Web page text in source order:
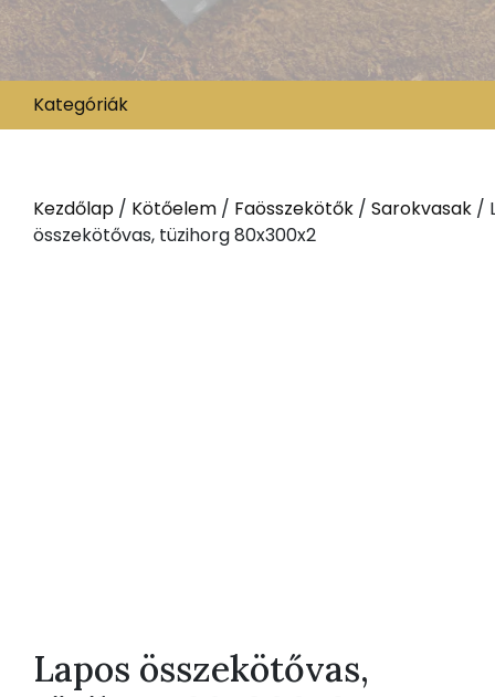
Kategóriák
Kezdőlap / Kötőelem / Faösszekötők / Sarokvasak /
összekötővas, tüzihorg 80x300x2
Lapos összekötővas,